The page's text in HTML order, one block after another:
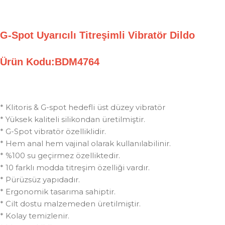
G-Spot Uyarıcılı Titreşimli Vibratör Dildo
Ürün Kodu:BDM4764
* Klitoris & G-spot hedefli üst düzey vibratör
* Yüksek kaliteli silikondan üretilmiştir.
* G-Spot vibratör özelliklidir.
* Hem anal hem vajinal olarak kullanılabilinir.
* %100 su geçirmez özelliktedir.
* 10 farklı modda titreşim özelliği vardır.
* Pürüzsüz yapıdadır.
* Ergonomik tasarıma sahiptir.
* Cilt dostu malzemeden üretilmiştir.
* Kolay temizlenir.